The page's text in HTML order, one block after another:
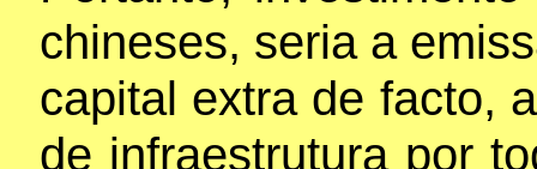
chineses, seria a
capital extra de facto,
de infraestrutura por